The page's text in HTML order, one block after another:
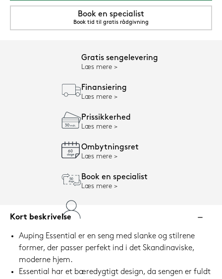
Book en specialist
Book tid til gratis rådgivning
Gratis sengelevering
Læs mere
Finansiering
Læs mere
Prissikkerhed
Læs mere
Ombytningsret
Læs mere
Book en specialist
Læs mere
Kort beskrivelse
Auping Essential er en seng med slanke og stilrene
former, der passer perfekt ind i det Skandinaviske,
moderne hjem.
Essential har et bæredygtigt design, da sengen er fuldt